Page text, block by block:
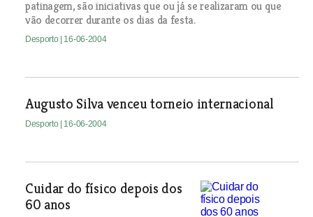
patinagem, são iniciativas que ou já se realizaram ou que
vão decorrer durante os dias da festa.
Desporto | 16-06-2004
Augusto Silva venceu torneio internacional
Desporto | 16-06-2004
Cuidar do físico depois dos
60 anos